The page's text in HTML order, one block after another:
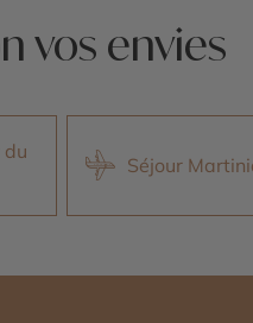
vos envies
du
Séjour